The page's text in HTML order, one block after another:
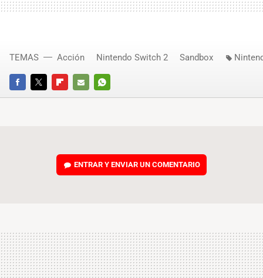
FACEBOOKTWITTERFLIPBOARD
E-
WHATSAPP
TEMAS Acción Nintendo Switch 2 Sandbox
ENTRAR Y ENVIAR UN COMENTARIO